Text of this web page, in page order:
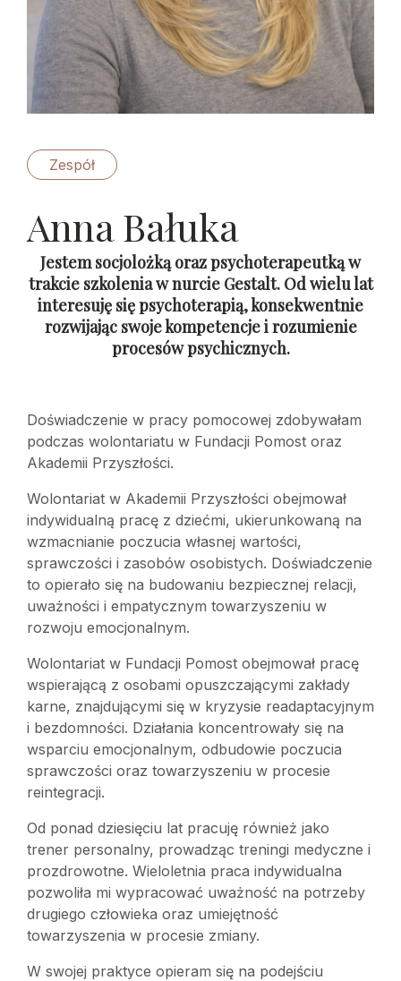
Zespół
Anna Bałuka
Jestem socjolożką oraz psychoterapeutką w
trakcie szkolenia w nurcie Gestalt. Od wielu lat
interesuję się psychoterapią, konsekwentnie
rozwijając swoje kompetencje i rozumienie
procesów psychicznych.
Doświadczenie w pracy pomocowej zdobywałam
podczas wolontariatu w Fundacji Pomost oraz
Akademii Przyszłości.
Wolontariat w Akademii Przyszłości obejmował
indywidualną pracę z dziećmi, ukierunkowaną na
wzmacnianie poczucia własnej wartości,
sprawczości i zasobów osobistych. Doświadczenie
to opierało się na budowaniu bezpiecznej relacji,
uważności i empatycznym towarzyszeniu w
rozwoju emocjonalnym.
Wolontariat w Fundacji Pomost obejmował pracę
wspierającą z osobami opuszczającymi zakłady
karne, znajdującymi się w kryzysie readaptacyjnym
i bezdomności. Działania koncentrowały się na
wsparciu emocjonalnym, odbudowie poczucia
sprawczości oraz towarzyszeniu w procesie
reintegracji.
Od ponad dziesięciu lat pracuję również jako
trener personalny, prowadząc treningi medyczne i
prozdrowotne. Wieloletnia praca indywidualna
pozwoliła mi wypracować uważność na potrzeby
drugiego człowieka oraz umiejętność
towarzyszenia w procesie zmiany.
W swojej praktyce opieram się na podejściu